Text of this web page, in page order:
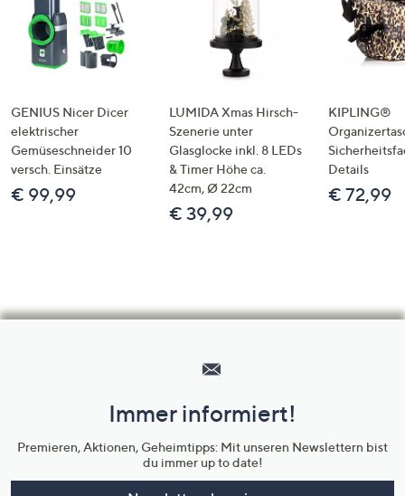
GENIUS Nicer Dicer
elektrischer
Gemüseschneider 10
versch. Einsätze
€ 99,99
LUMIDA Xmas Hirsch-
Szenerie unter
Glasglocke inkl. 8 LEDs
& Timer Höhe ca.
42cm, Ø 22cm
€ 39,99
KIPLING®
Details
€ 72,99
Unternehmensinformationen
Immer informiert!
Premieren, Aktionen, Geheimtipps: Mit unseren Newslettern bist
du immer up to date!